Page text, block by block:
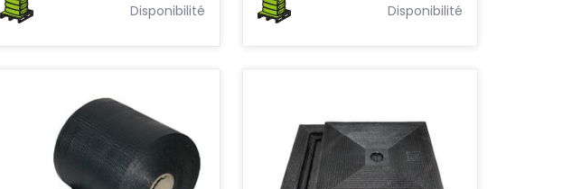
Disponibilité Disponibilité